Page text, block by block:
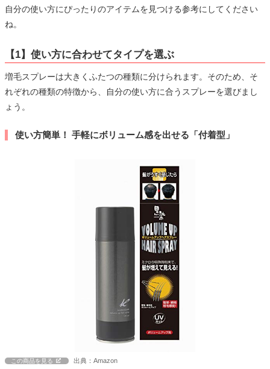
自分の使い方にぴったりのアイテムを見つける参考にしてください
ね。
【1】使い方に合わせてタイプを選ぶ
増毛スプレーは大きくふたつの種類に分けられます。そのため、そ
れぞれの種類の特徴から、自分の使い方に合うスプレーを選びまし
ょう。
使い方簡単！ 手軽にボリューム感を出せる「付着型」
この商品を見る 出典：Amazon